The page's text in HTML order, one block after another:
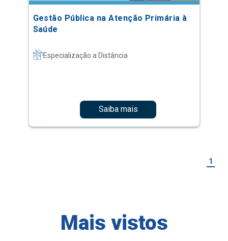
Gestão Pública na Atenção Primária à
Saúde
Especialização a Distância
Saiba mais
1
Mais vistos